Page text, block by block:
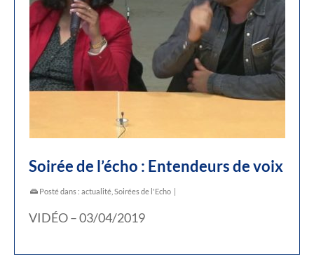
Soirée de l’écho : Entendeurs de voix
Posté dans : actualité Soirées de l'Echo |
VIDÉO – 03/04/2019